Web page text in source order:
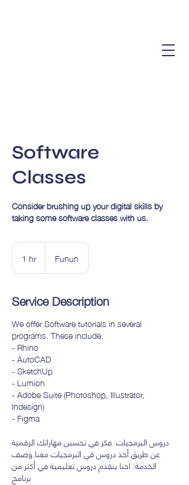
Software
Classes
Consider brushing up your digital skills by
taking some software classes with us.
1 hr1
h
Funun
Service Description
We offer Software tutorials in several
programs. These include:
- Rhino
- AutoCAD
- SketchUp
- Lumion
- Adobe Suite (Photoshop, Illustrator,
Indesign)
- Figma
دروس البرمجيات. فكر في تحسين مهاراتك الرقمية
عن طريق أخذ دروس في البرمجيات معنا.وصف
الخدمة: احنا بنقدم دروس تعليمية في أكتر من
برنامج